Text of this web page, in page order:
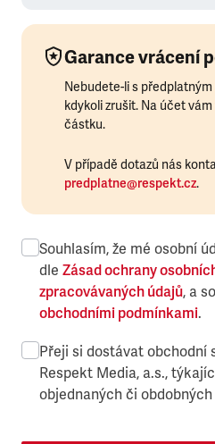
Garance vrácení
Nebudete-li s
kdykoli zrušit. Na účet
částku.
V případě dotazů nás
predplatne@respekt.cz.
Souhlasím, že mé osobní
dle Zásad ochrany
zpracovávaných údajů, a
obchodními podmínkami.
Přeji si dostávat obchodní
Respekt Media, a.s.,
objednaných či